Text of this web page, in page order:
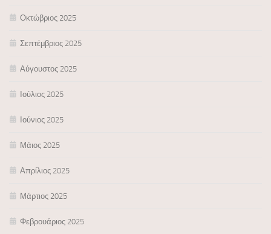
Οκτώβριος 2025
Σεπτέμβριος 2025
Αύγουστος 2025
Ιούλιος 2025
Ιούνιος 2025
Μάιος 2025
Απρίλιος 2025
Μάρτιος 2025
Φεβρουάριος 2025